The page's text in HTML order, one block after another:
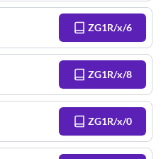
ZG1R/x/6
ZG1R/x/8
ZG1R/x/0